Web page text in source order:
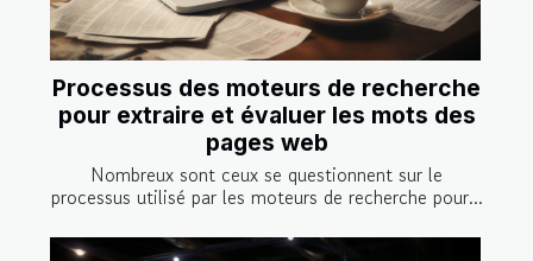
Processus des moteurs de recherche
pour extraire et évaluer les mots des
pages web
Nombreux sont ceux se questionnent sur le
processus utilisé par les moteurs de recherche pour...